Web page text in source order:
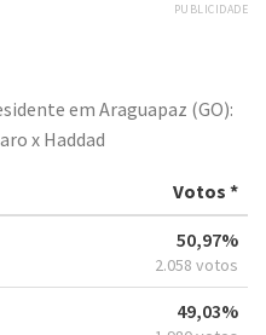
PUBLICIDADE
em Araguapaz (GO):
x Haddad
Votos *
50,97%
2.058 votos
49,03%